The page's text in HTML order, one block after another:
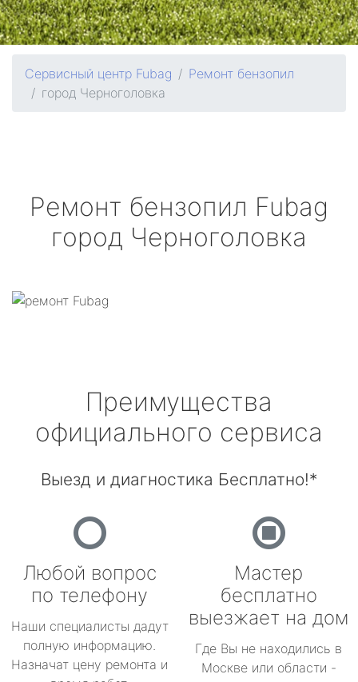
Сервисный центр Fubag
Ремонт бензопил
город Черноголовка
Ремонт бензопил Fubag
город Черноголовка
Преимущества
официального сервиса
Выезд и диагностика Бесплатно!*
Любой вопрос
по телефону
Наши специалисты дадут
полную информацию.
Назначат цену ремонта и
Мастер
бесплатно
выезжает на дом
Где Вы не находились в
Москве или области -